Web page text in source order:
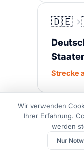
🇩🇪
Strecke
🇲🇽
Strecke
Wir verwenden
Ihrer Erfahrung.
werden
Nur